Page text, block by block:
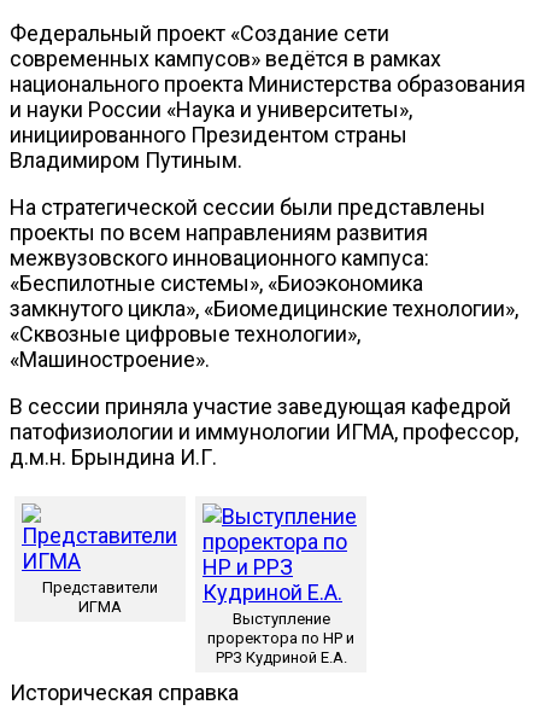
Федеральный проект «Создание сети
современных кампусов» ведётся в рамках
национального проекта Министерства образования
и науки России «Наука и университеты»,
инициированного Президентом страны
Владимиром Путиным.
На стратегической сессии были представлены
проекты по всем направлениям развития
межвузовского инновационного кампуса:
«Беспилотные системы», «Биоэкономика
замкнутого цикла», «Биомедицинские технологии»,
«Сквозные цифровые технологии»,
«Машиностроение».
В сессии приняла участие заведующая кафедрой
патофизиологии и иммунологии ИГМА, профессор,
д.м.н. Брындина И.Г.
Представители
ИГМА
Выступление
проректора по НР и
РРЗ Кудриной Е.А.
Историческая справка